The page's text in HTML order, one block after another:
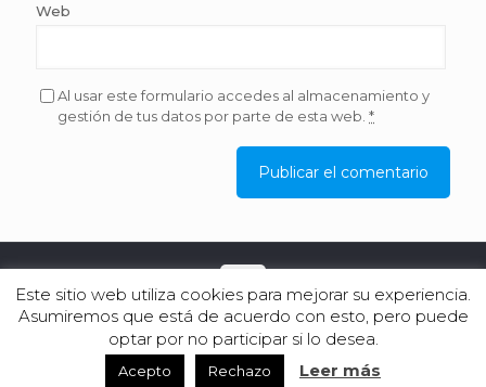
Web
Al usar este formulario accedes al almacenamiento y
gestión de tus datos por parte de esta web. *
© 2019 Arturo Molina Estilistas.
Este sitio web utiliza cookies para mejorar su experiencia.
Asumiremos que está de acuerdo con esto, pero puede
optar por no participar si lo desea.
Acepto Rechazo Leer más